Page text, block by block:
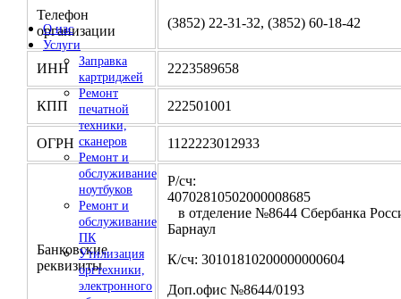
О нас
Услуги
Заправка
картриджей
Ремонт
печатной
техники,
сканеров
Ремонт и
обслуживание
ноутбуков
Ремонт и
обслуживание
ПК
Утилизация
оргтехники,
электронного
Телефон
организации
(3852) 22-31-32, (3852) 60-18-42
ИНН 2223589658
КПП 222501001
ОГРН 1122223012933
Банковские
реквизиты
Р/сч:
в отделение №8644 Сбербанка
Барнаул
К/сч: 30101810200000000604
Доп.офис №8644/0193